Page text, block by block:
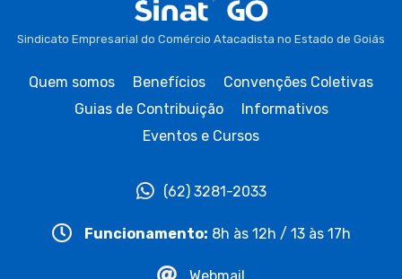
Sindicato Empresarial do Comércio Atacadista no Estado de Goiás
Quem somos Benefícios
Convenções Coletivas
Guias de Contribuição
Informativos
Eventos e Cursos
(62) 3281-2033
Funcionamento: 8h às 12h / 13 às 17h
Webmail